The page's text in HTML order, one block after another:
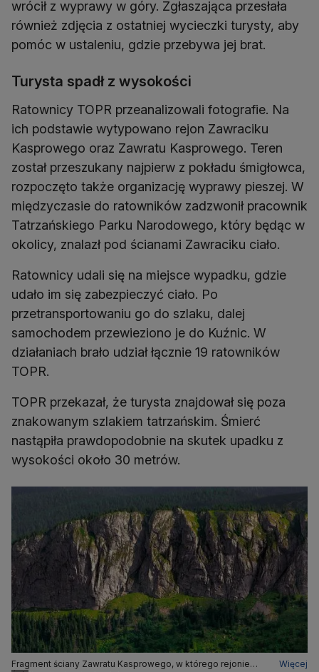
wrócił z wyprawy w góry. Zgłaszająca przesłała
również zdjęcia z ostatniej wycieczki turysty, aby
pomóc w ustaleniu, gdzie przebywa jej brat.
Turysta spadł z wysokości
Ratownicy TOPR przeanalizowali fotografie. Na
ich podstawie wytypowano rejon Zawraciku
Kasprowego oraz Zawratu Kasprowego. Teren
został przeszukany najpierw z pokładu śmigłowca,
rozpoczęto także organizację wyprawy pieszej. W
międzyczasie do ratowników zadzwonił pracownik
Tatrzańskiego Parku Narodowego, który będąc w
okolicy, znalazł pod ścianami Zawraciku ciało.
Ratownicy udali się na miejsce wypadku, gdzie
udało im się zabezpieczyć ciało. Po
przetransportowaniu go do szlaku, dalej
samochodem przewieziono je do Kuźnic. W
działaniach brało udział łącznie 19 ratowników
TOPR.
TOPR przekazał, że turysta znajdował się poza
znakowanym szlakiem tatrzańskim. Śmierć
nastąpiła prawdopodobnie na skutek upadku z
wysokości około 30 metrów.
Fragment ściany Zawratu Kasprowego, w którego rejonie
Więcej